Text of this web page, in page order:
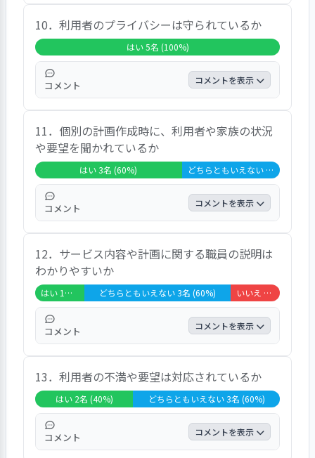
「はい」が６０．０％、「どちらともいえな
い」が４０．０％であった。自由意見では、
「楽しい方ばかりです」、「皆さん親切で
す」、「気になることはありません」という
声が聞かれた。
10．利用者のプライバシーは守られているか
はい 5名 (100%)
コメント コメントを表示
全員が「はい」と回答しており、大変高い満
足度であった。自由意見では、「大丈夫で
す」、「気になることはありません」という
声が聞かれた。
11．個別の計画作成時に、利用者や家族の状況
や要望を聞かれているか
はい 3名 (60%) どちらともいえない 2名 (40%)
コメント コメントを表示
「はい」が６０．０％、「どちらともいえな
い」が４０．０％であった。自由意見では、
「要望などがあれば言います」、「なかなか
言えない」という声が聞かれた。
12．サービス内容や計画に関する職員の説明は
わかりやすいか
はい 1名 (20%) どちらともいえない 3名 (60%) いいえ 1名 (20%)
コメント コメントを表示
「はい」が２０．０％、「どちらともいえな
い」が６０．０％、「いいえ」が２０．０％
であった。自由意見では、「経営層が説明し
てくれました」、「決まったことですか
ら」、「忘れました」という声が聞かれた。
13．利用者の不満や要望は対応されているか
はい 2名 (40%) どちらともいえない 3名 (60%)
コメント コメントを表示